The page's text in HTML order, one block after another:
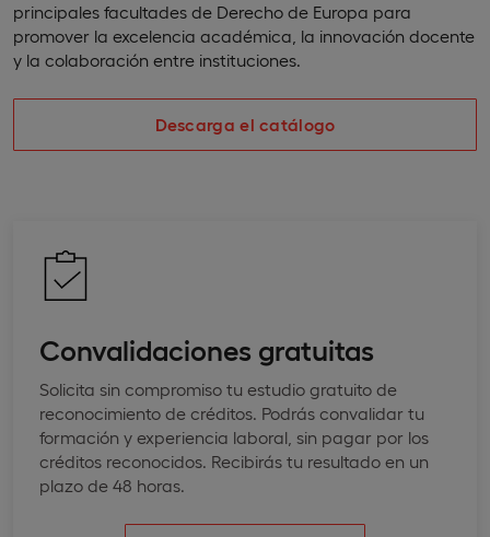
principales facultades de Derecho de Europa para
promover la excelencia académica, la innovación docente
y la colaboración entre instituciones.
Descarga el catálogo
Convalidaciones gratuitas
Solicita sin compromiso tu estudio gratuito de
reconocimiento de créditos. Podrás convalidar tu
formación y experiencia laboral, sin pagar por los
créditos reconocidos. Recibirás tu resultado en un
plazo de 48 horas.